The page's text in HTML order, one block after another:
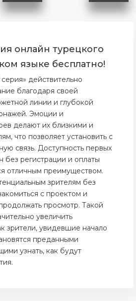
онлайн турецкого
языке бесплатно!
действительно
благодаря своей
линии и глубокой
Эмоции и
делают их близкими и
что позволяет установить с
связь. Доступность первых
без регистрации и оплаты
отличным преимуществом.
зрителям без
с проектом и
просмотр. Такой
увеличить
зрители, увидевшие начало
преданными
узнать, как будут